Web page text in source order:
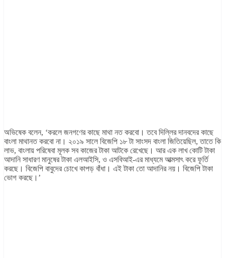
অভিষেক বলেন, ‘করলে জনগণের কাছে মাথা নত করবো। তবে দিল্লির দানবদের কাছে
বাংলা মাথানত করবো না। ২০১৯ সালে বিজেপি ১৮ টা সাংসদ বাংলা জিতিয়েছিল, তাতে কি
লাভ, বাংলায় পরিষেবা মূলক সব কাজের টাকা আটকে রেখেছে। আর এক লাখ কোটি টাকা
আদানি সাধারণ মানুষের টাকা এলআইসি, ও এসবিআই-এর মাধ্যমে আত্মসাৎ করে ফূর্তি
করছে। বিজেপি বাবুদের চোখে কাপড় বাঁধা। এই টাকা তো আদানির নয়। বিজেপি টাকা
ভোগ করছে।’